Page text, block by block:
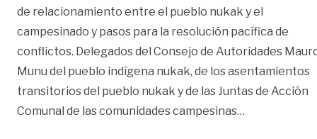
de relacionamiento entre el pueblo nukak y el
campesinado y pasos para la resolución pacífica de
conflictos. Delegados del Consejo de Autoridades
Munu del pueblo indígena nukak, de los asentamientos
transitorios del pueblo nukak y de las Juntas de Acción
Comunal de las comunidades campesinas…